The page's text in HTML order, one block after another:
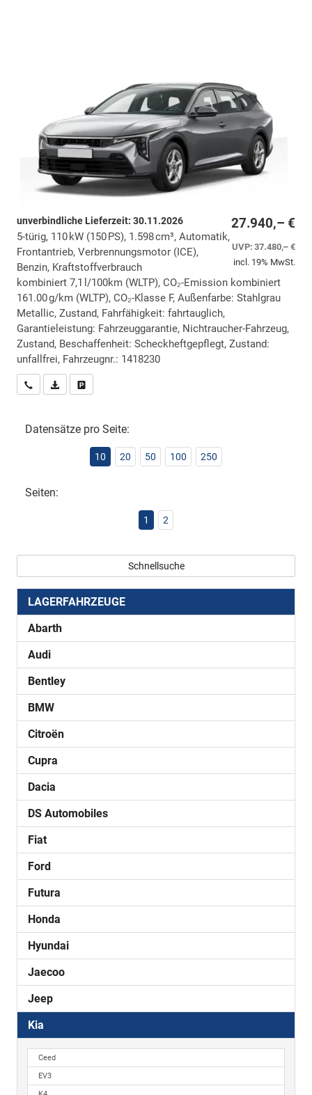
27.940,– €
UVP:37.480,– €
incl. 19% MwSt.
unverbindliche Lieferzeit: 30.11.2026
5-türig, 110 kW (150 PS), 1.598 cm³, Automatik,
Frontantrieb, Verbrennungsmotor (ICE),
Benzin, Kraftstoffverbrauch
kombiniert 7,1 l/100km (WLTP), CO₂-Emission kombiniert
161.00 g/km (WLTP), CO₂-Klasse F, Außenfarbe: Stahlgrau
Metallic, Zustand, Fahrfähigkeit: fahrtauglich,
Garantieleistung: Fahrzeuggarantie, Nichtraucher-Fahrzeug,
Zustand, Beschaffenheit: Scheckheftgepflegt, Zustand:
unfallfrei, Fahrzeugnr.: 1418230
Wir rufen Sie anPDF-Datei, Fahrzeugexposé drucken
Datensätze pro Seite:
10 20 50 100 250
Seiten:
1 2
Schnellsuche
LAGERFAHRZEUGE
Abarth
Audi
Bentley
BMW
Citroën
Cupra
Dacia
DS Automobiles
Fiat
Ford
Futura
Honda
Hyundai
Jaecoo
Jeep
Kia
Ceed
EV3